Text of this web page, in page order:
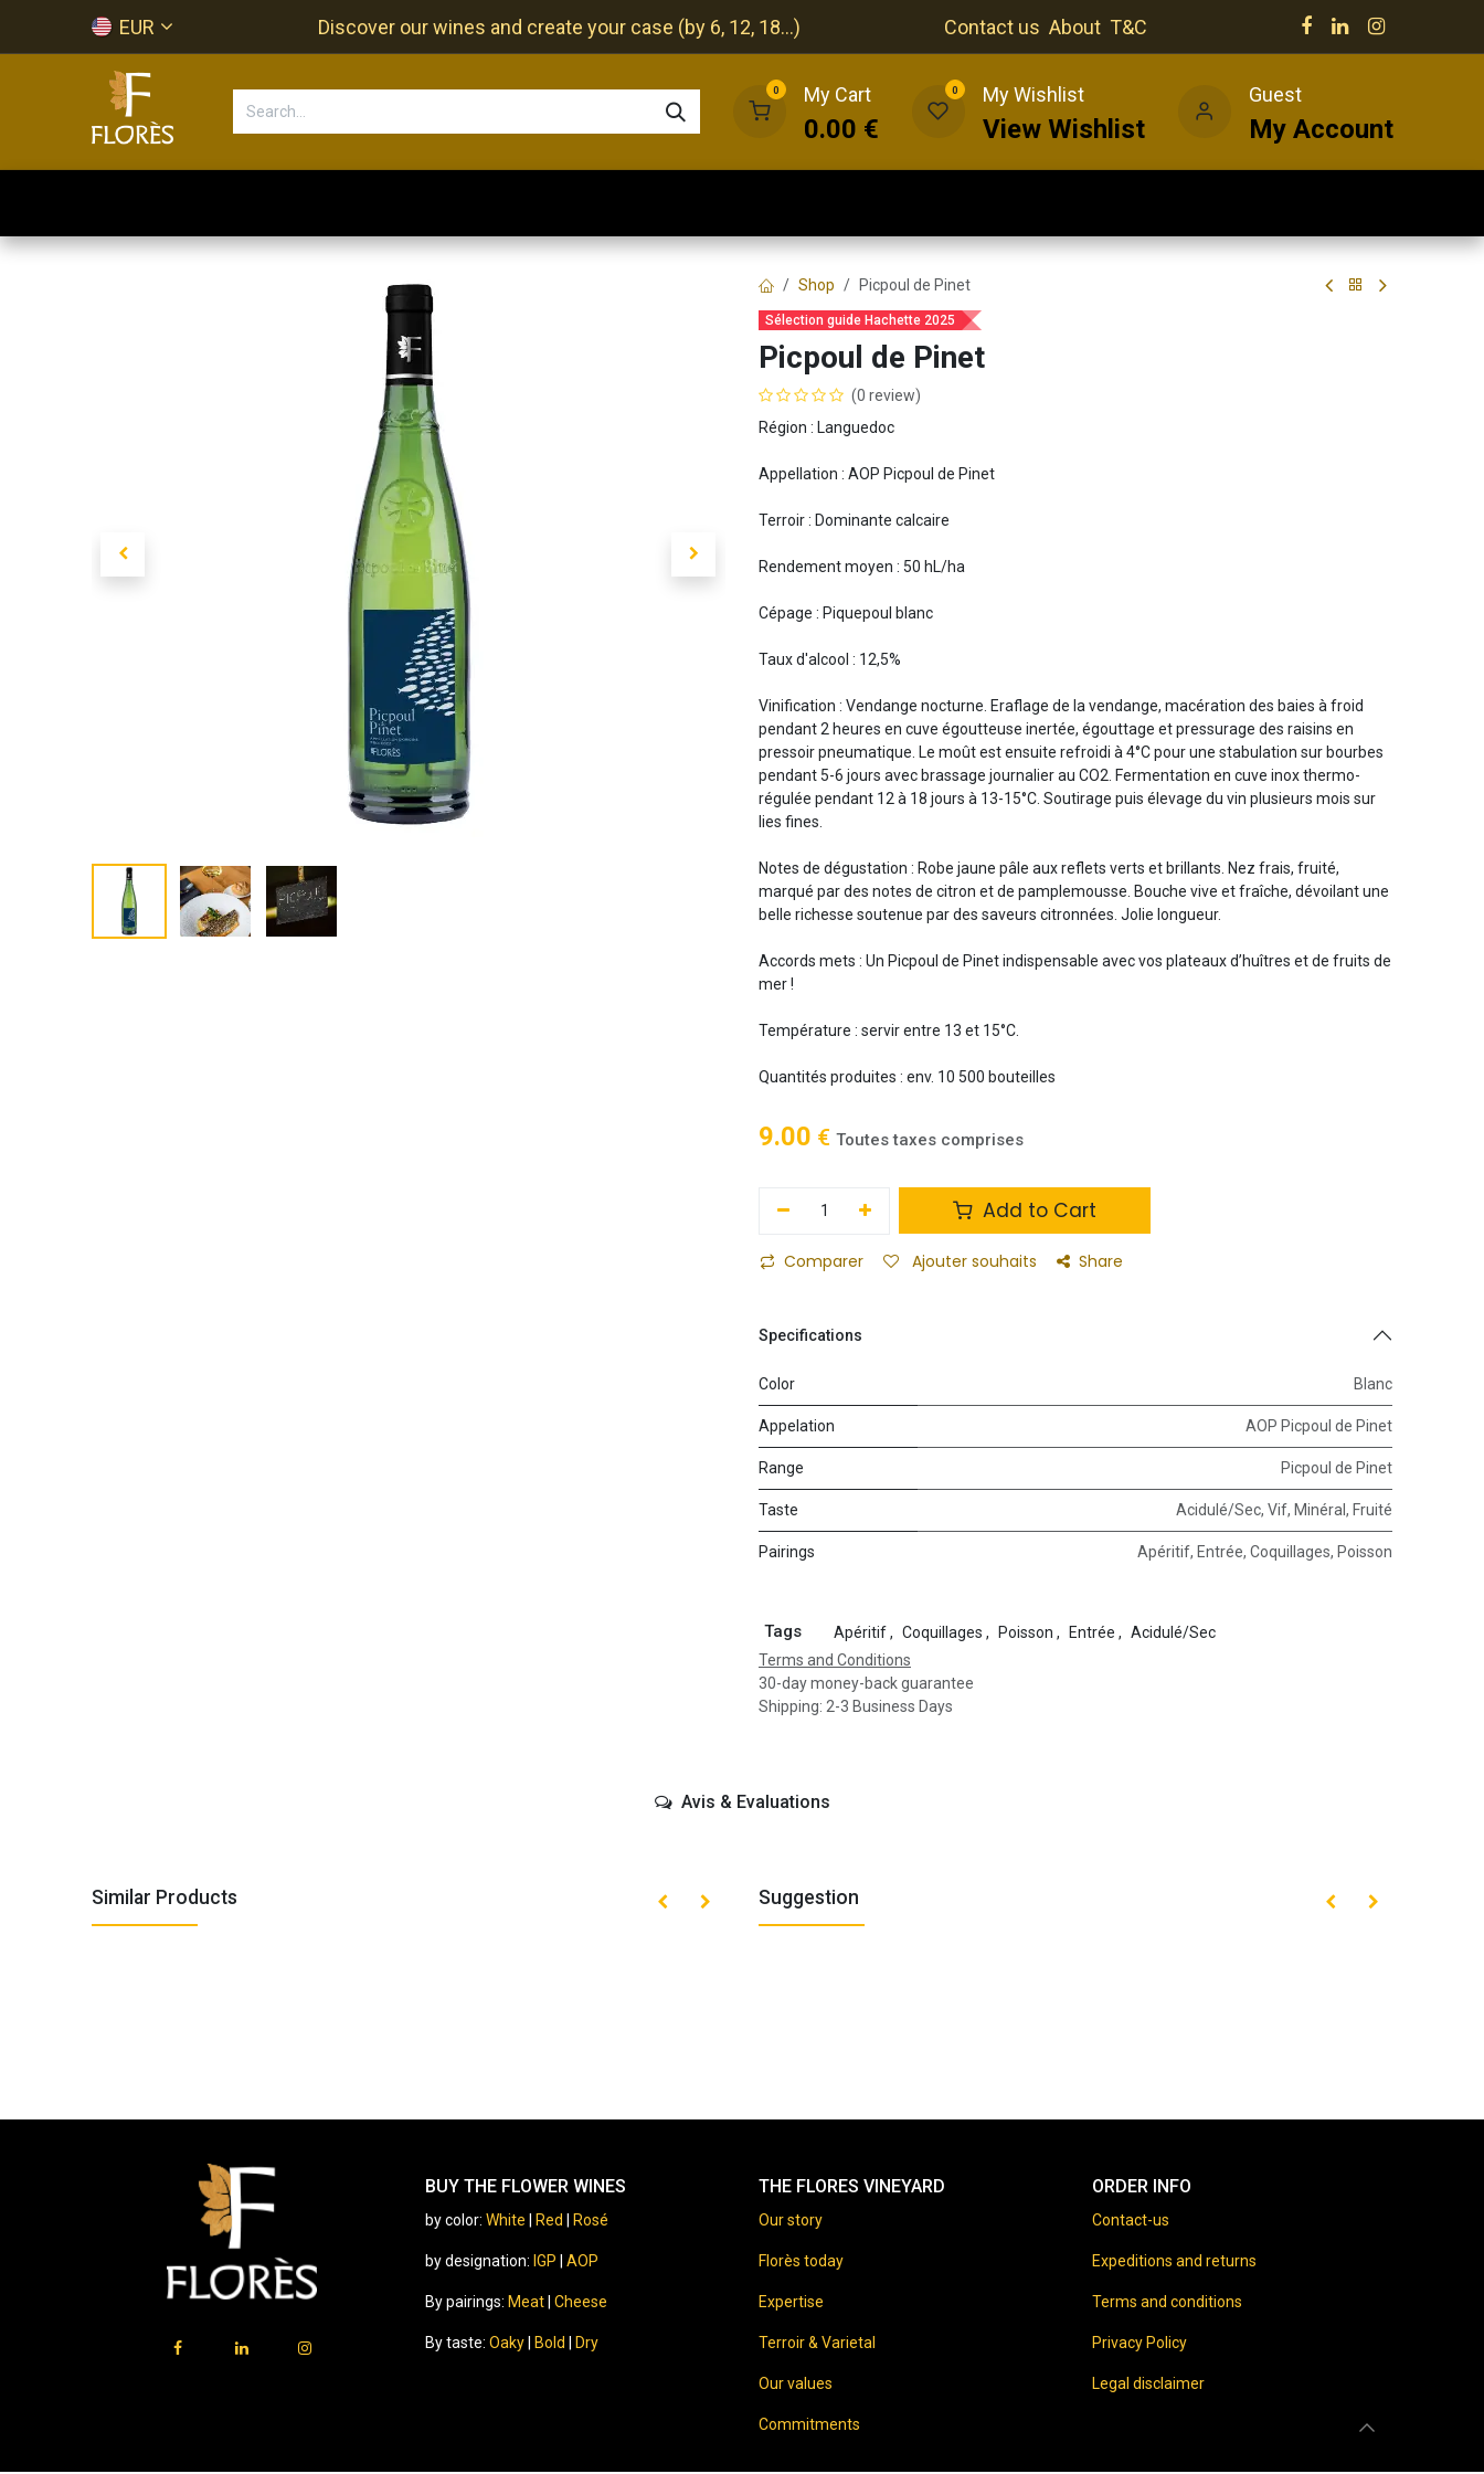
EUR Discover our wines and create your case (by 6, 12, 18...) Contact us About T&C
0 My Cart
0.00 €
0 My Wishlist
View Wishlist
Guest
My Account
Shop Picpoul de Pinet
Sélection guide Hachette 2025
Picpoul de Pinet
(0 review)
Région : Languedoc
Appellation : AOP Picpoul de Pinet
Terroir : Dominante calcaire
Rendement moyen : 50 hL/ha
Cépage : Piquepoul blanc
Taux d'alcool : 12,5%
Vinification : Vendange nocturne. Eraflage de la vendange, macération des baies à froid
pendant 2 heures en cuve égoutteuse inertée, égouttage et pressurage des raisins en
pressoir pneumatique. Le moût est ensuite refroidi à 4°C pour une stabulation sur bourbes
pendant 5-6 jours avec brassage journalier au CO2. Fermentation en cuve inox thermo-
régulée pendant 12 à 18 jours à 13-15°C. Soutirage puis élevage du vin plusieurs mois sur
lies fines.
Notes de dégustation : Robe jaune pâle aux reflets verts et brillants. Nez frais, fruité,
marqué par des notes de citron et de pamplemousse. Bouche vive et fraîche, dévoilant une
belle richesse soutenue par des saveurs citronnées. Jolie longueur.
Accords mets : Un Picpoul de Pinet indispensable avec vos plateaux d’huîtres et de fruits de
mer !
Température : servir entre 13 et 15°C.
Quantités produites : env. 10 500 bouteilles
9.00 € Toutes taxes comprises
Add to Cart
Comparer Ajouter souhaits Share
Specifications
Color Blanc
Appelation AOP Picpoul de Pinet
Range Picpoul de Pinet
Taste Acidulé/Sec, Vif, Minéral , Fruité
Pairings Apéritif, Entrée, Coquillages, Poisson
Tags Apéritif, Coquillages , Poisson , Entrée , Acidulé/Sec
Terms and Conditions
30-day money-back guarantee
Shipping: 2-3 Business Days
Avis & Evaluations
Similar Products Suggestion
BUY THE FLOWER WINES
by color: White Red Rosé
by designation: IGP AOP
By pairings: Meat| Cheese
By taste: Oaky Bold Dry
THE FLORES VINEYARD
Our story
Florès today
Expertise
Terroir & Varietal
Our values
Commitments
ORDER INFO
Contact-us
Expeditions and returns
Terms and conditions
Privacy Policy
Legal disclaimer